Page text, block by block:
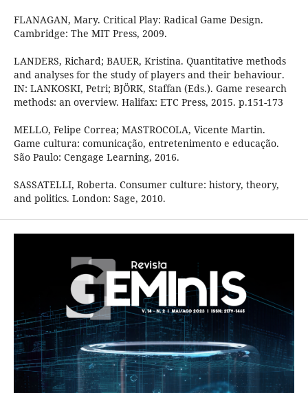
FLANAGAN, Mary. Critical Play: Radical Game Design.
Cambridge: The MIT Press, 2009.
LANDERS, Richard; BAUER, Kristina. Quantitative methods
and analyses for the study of players and their behaviour.
IN: LANKOSKI, Petri; BJÖRK, Staffan (Eds.). Game research
methods: an overview. Halifax: ETC Press, 2015. p.151-173
MELLO, Felipe Correa; MASTROCOLA, Vicente Martin.
Game cultura: comunicação, entretenimento e educação.
São Paulo: Cengage Learning, 2016.
SASSATELLI, Roberta. Consumer culture: history, theory,
and politics. London: Sage, 2010.